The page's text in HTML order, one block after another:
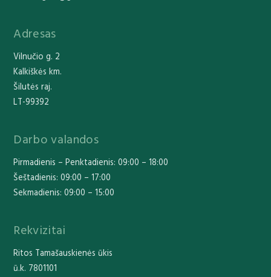
Adresas
Vilnučio g. 2
Kalkiškės km.
Šilutės raj.
LT-99392
Darbo valandos
Pirmadienis – Penktadienis: 09:00 – 18:00
Šeštadienis: 09:00 – 17:00
Sekmadienis: 09:00 – 15:00
Rekvizitai
Ritos Tamašauskienės ūkis
ū.k. 7801101